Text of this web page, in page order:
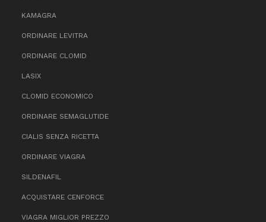
KAMAGRA
ORDINARE LEVITRA
ORDINARE CLOMID
LASIX
CLOMID ECONOMICO
ORDINARE SEMAGLUTIDE
CIALIS SENZA RICETTA
ORDINARE VIAGRA
SILDENAFIL
ACQUISTARE CENFORCE
VIAGRA MIGLIOR PREZZO